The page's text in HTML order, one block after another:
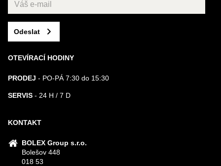
Odeslat
OTEVÍRACÍ HODINY
PRODEJ - PO-PÁ 7:30 do 15:30
SERVIS - 24 H / 7 D
KONTAKT
BOLEX Group s.r.o.
Bolešov 448
018 53